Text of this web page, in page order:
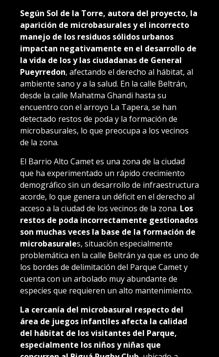
Según Sol de la Torre, autora del proyecto, la
aparición de microbasurales y el incorrecto
manejo de los residuos sólidos urbanos
impactan negativamente en el desarrollo de
la vida de los y las ciudadanas de General
Pueyrredon, afectando el derecho al hábitat, al
ambiente sano y a la salud. En la calle Beltrán,
desde la calle Mahatma Ghandi hasta su
encuentro con el arroyo La Tapera, se han
detectado restos de poda y la formación de
microbasurales, lo que preocupa a los vecinos
de la zona.
El Barrio Alto Camet es una zona de la ciudad
que ha experimentado un rápido crecimiento
demográfico sin un desarrollo de infraestructura
acorde, lo que genera un déficit en el derecho al
acceso a la ciudad de los vecinos de la zona. Los
restos de poda incorrectamente gestionados
son muchas veces la base de la formación de
microbasurales, situación especialmente
problemática en la calle Beltrán ya que es uno de
los bordes de delimitación del Parque Camet y
cuenta con un arbolado muy abundante de
especies que requieren un alto mantenimiento.
La cercanía del microbasural respecto del
área de juegos infantiles afecta la calidad
del hábitat de los visitantes del Parque,
especialmente los niños y niñas que